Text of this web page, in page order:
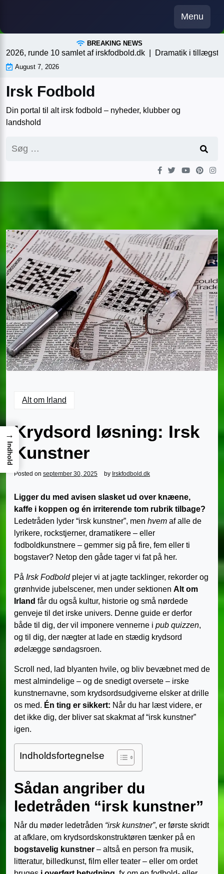
content
Menu
BREAKING NEWS
runde 10 samlet af irskfodbold.dk |Dramatik i tillægstiden,
August 7, 2026
Irsk Fodbold
Din portal til alt irsk fodbold – nyheder, klubber og
landshold
efter:
Alt om Irland
Krydsord løsning: Irsk
Kunstner
Posted on september 30, 2025 by Irskfodbold.dk
Ligger du med avisen slasket ud over knæene,
kaffe i koppen og én irriterende tom rubrik tilbage?
Ledetråden lyder “irsk kunstner”, men hvem af alle de
lyrikere, rockstjerner, dramatikere – eller
fodboldkunstnere – gemmer sig på fire, fem eller ti
bogstaver? Netop den gåde tager vi fat på her.
På Irsk Fodboldplejer vi at jagte tacklinger, rekorder og
grønhvide jubelscener, men under sektionen Alt om
Irland får du også kultur, historie og små nørdede
genveje til det irske univers. Denne guide er derfor
både til dig, der vil imponere vennerne i pub quizzen,
og til dig, der nægter at lade en stædig krydsord
ødelægge søndagsroen.
Scroll ned, lad blyanten hvile, og bliv bevæbnet med de
mest almindelige – og de snedigt oversete – irske
kunstnernavne, som krydsordsudgiverne elsker at drille
os med. Én ting er sikkert: Når du har læst videre, er
det ikke dig, der bliver sat skakmat af “irsk kunstner”
igen.
Indholdsfortegnelse
Sådan angriber du
ledetråden “irsk kunstner”
Når du møder ledetråden “irsk kunstner”, er første skridt
at afklare, om krydsordskonstruktøren tænker på en
bogstavelig kunstner – altså en person fra musik,
litteratur, billedkunst, film eller teater – eller om ordet
→
Indhold